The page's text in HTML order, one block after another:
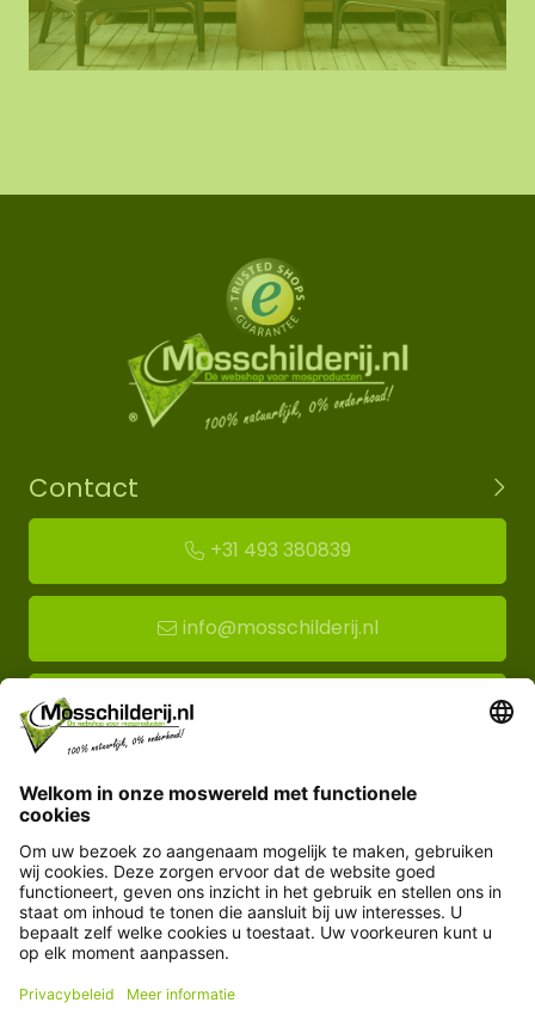
Contact
+31 493 380839
info@mosschilderij.nl
Route naar mos-showroom
Florapark 14
Klantenservice
Informatie